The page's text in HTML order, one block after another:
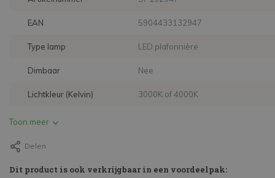
EAN 5904433132947
Type lamp LED plafonnière
Dimbaar Nee
Lichtkleur (Kelvin) 3000K of 4000K
Toon meer
Delen
Dit product is ook verkrijgbaar in een voordeelpak: